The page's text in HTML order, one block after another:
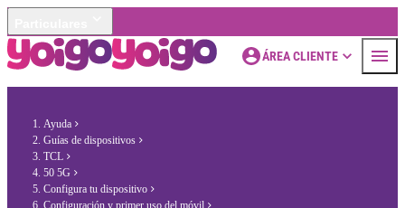
ÁREA CLIENTE
Ayuda
Guías de dispositivos
TCL
50 5G
Configura tu dispositivo
Configuración y primer uso del móvil